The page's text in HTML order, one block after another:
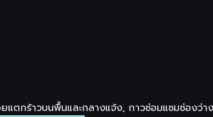
กร้าวบนพื้นและกลางแจ้ง, กาวซ่อมแซมช่องว่าง